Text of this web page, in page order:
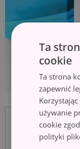
Ta
cookie
Ta strona
zapewnić
używanie
cookie
polityki